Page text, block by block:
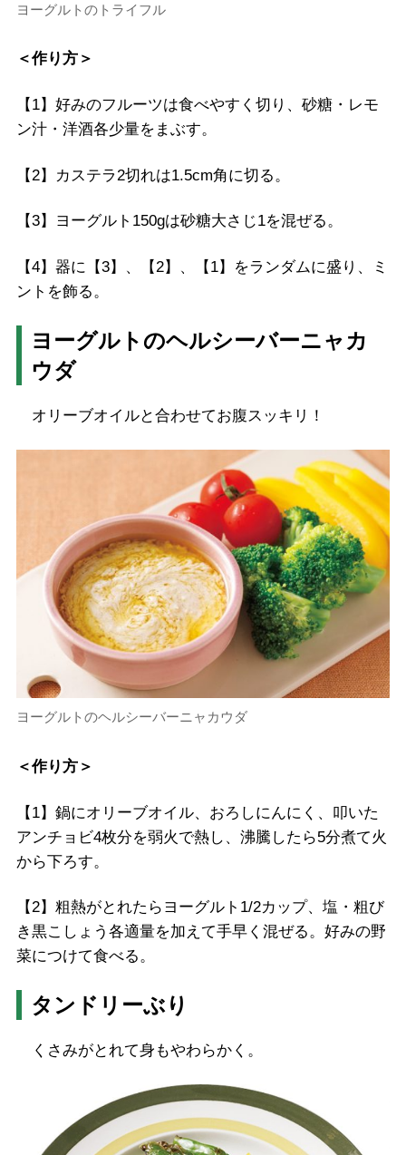
ヨーグルトのトライフル
＜作り方＞
【1】好みのフルーツは食べやすく切り、砂糖・レモ
ン汁・洋酒各少量をまぶす。
【2】カステラ2切れは1.5cm角に切る。
【3】ヨーグルト150gは砂糖大さじ1を混ぜる。
【4】器に【3】、【2】、【1】をランダムに盛り、ミ
ントを飾る。
ヨーグルトのヘルシーバーニャカ
ウダ
オリーブオイルと合わせてお腹スッキリ！
ヨーグルトのヘルシーバーニャカウダ
＜作り方＞
【1】鍋にオリーブオイル、おろしにんにく、叩いた
アンチョビ4枚分を弱火で熱し、沸騰したら5分煮て火
から下ろす。
【2】粗熱がとれたらヨーグルト1/2カップ、塩・粗び
き黒こしょう各適量を加えて手早く混ぜる。好みの野
菜につけて食べる。
タンドリーぶり
くさみがとれて身もやわらかく。